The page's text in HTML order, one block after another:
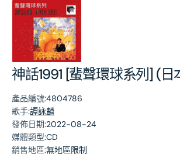
神話1991 [蜚聲環球系列] (日
產品編號:4804786
歌手:譚詠麟
發佈日期:2022-08-24
媒體類型:CD
銷售地區:無地區限制